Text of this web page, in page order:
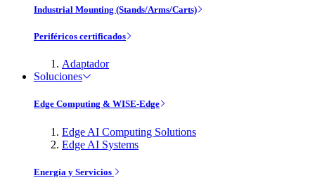
Industrial Mounting (Stands/Arms/Carts)
Periféricos certificados
Adaptador
Soluciones
Edge Computing & WISE-Edge
Edge AI Computing Solutions
Edge AI Systems
Energía y Servicios